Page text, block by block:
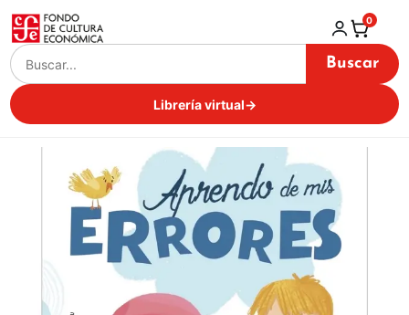
Buscar
Librería virtual→
0